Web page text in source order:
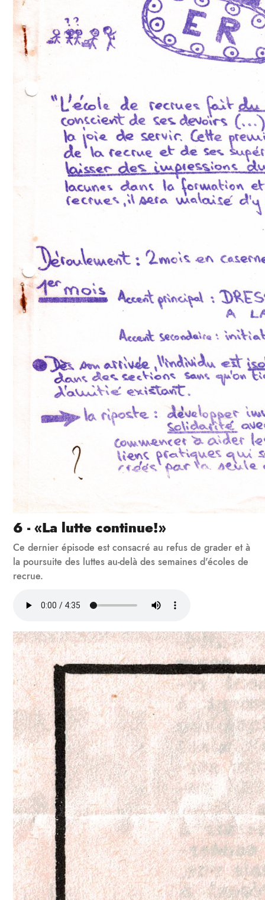
6 - «La lutte continue!»
Ce dernier épisode est consacré au refus de grader et à
la poursuite des luttes au-delà des semaines d'écoles de
recrue.